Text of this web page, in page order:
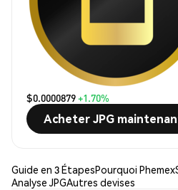
$0.0000879+1.70%
Acheter JPG
Guide en 3 ÉtapesPourquoi Phemex
Analyse JPGAutres devises